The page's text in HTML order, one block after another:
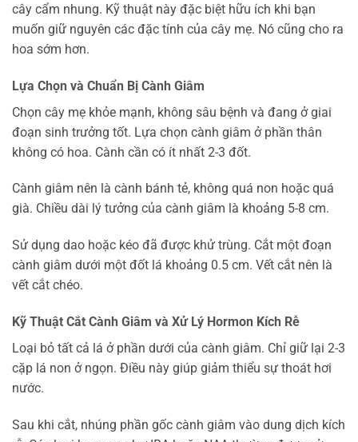
cây cẩm nhung. Kỹ thuật này đặc biệt hữu ích khi bạn
muốn giữ nguyên các đặc tính của cây mẹ. Nó cũng cho ra
hoa sớm hơn.
Lựa Chọn và Chuẩn Bị Cành Giâm
Chọn cây mẹ khỏe mạnh, không sâu bệnh và đang ở giai
đoạn sinh trưởng tốt. Lựa chọn cành giâm ở phần thân
không có hoa. Cành cần có ít nhất 2-3 đốt.
Cành giâm nên là cành bánh tẻ, không quá non hoặc quá
già. Chiều dài lý tưởng của cành giâm là khoảng 5-8 cm.
Sử dụng dao hoặc kéo đã được khử trùng. Cắt một đoạn
cành giâm dưới một đốt lá khoảng 0.5 cm. Vết cắt nên là
vết cắt chéo.
Kỹ Thuật Cắt Cành Giâm và Xử Lý Hormon Kích Rễ
Loại bỏ tất cả lá ở phần dưới của cành giâm. Chỉ giữ lại 2-3
cặp lá non ở ngọn. Điều này giúp giảm thiểu sự thoát hơi
nước.
Sau khi cắt, nhúng phần gốc cành giâm vào dung dịch kích